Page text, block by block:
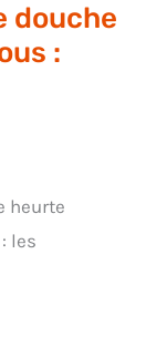
douche
:
heurte
les